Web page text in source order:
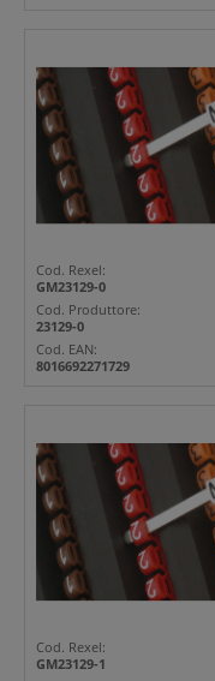
Cod. Rexel:
GM23129-0
Cod. Produttore:
23129-0
Cod. EAN:
8016692271729
Cod. Rexel:
GM23129-1